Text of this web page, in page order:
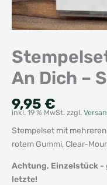
An Dich –
9,95 €
inkl. 19 % MwSt. zzgl.
Stempelset mit
rotem Gummi, Clear-
Achtung, Einzelstück -
letzte!